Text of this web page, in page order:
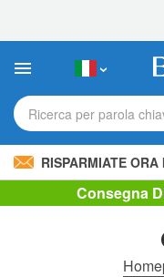
sito
include
sistemaRicerca per parola
RISPARMIATE ORA
Consegna